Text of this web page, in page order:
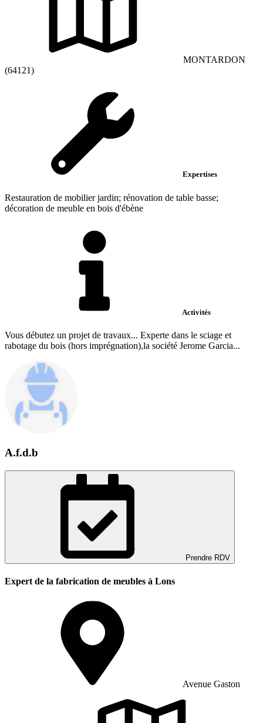
MONTARDON
(64121)
Expertises
Restauration de mobilier jardin; rénovation de table basse;
décoration de meuble en bois d'ébène
Activités
Vous débutez un projet de travaux... Experte dans le sciage et
rabotage du bois (hors imprégnation),la société Jerome Garcia...
A.f.d.b
Prendre RDV
Expert de la fabrication de meubles à Lons
Avenue Gaston